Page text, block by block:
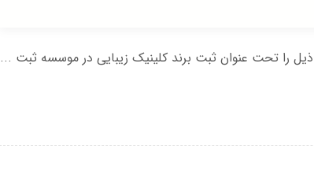
را تحت عنوان ثبت برند کلینیک زیبایی در موسسه ثبت ...